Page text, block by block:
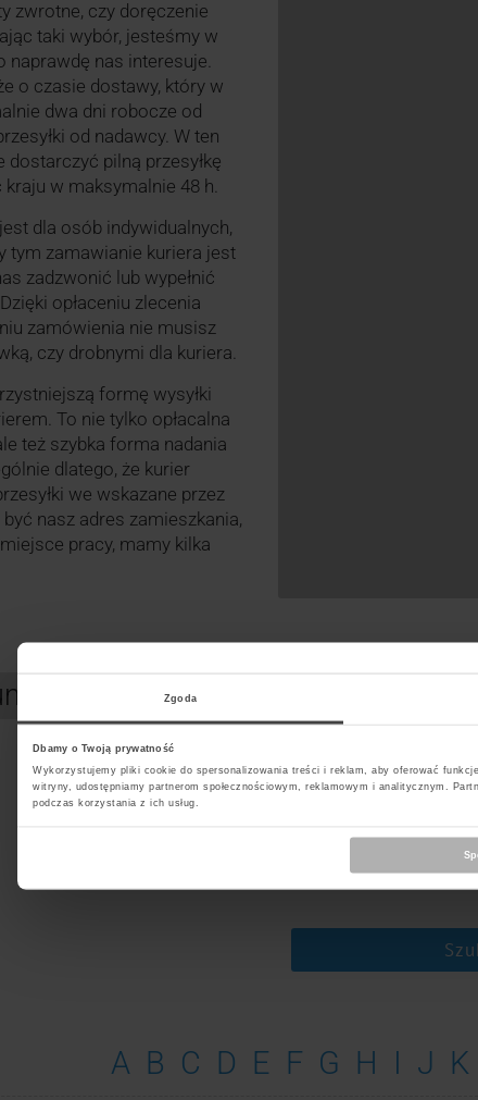
Zgoda
Dbamy o Twoją prywatność
Wykorzystujemy pliki cookie do spersonalizowania treści i reklam, aby oferować
witryny, udostępniamy partnerom społecznościowym, reklamowym i analitycznym.
podczas korzystania z ich usług.
zwrotne, czy doręczenie
taki wybór, jesteśmy w
naprawdę nas interesuje.
o czasie dostawy, który w
dwa dni robocze od
od nadawcy. W ten
pilną przesyłkę
w maksymalnie 48 h.
dla osób indywidualnych,
tym zamawianie kuriera jest
zadzwonić lub wypełnić
opłaceniu zlecenia
zamówienia nie musisz
czy drobnymi dla kuriera.
formę wysyłki
To nie tylko opłacalna
też szybka forma nadania
dlatego, że kurier
we wskazane przez
nasz adres zamieszkania,
pracy, mamy kilka
kurierski FEDEX
Search
A B C D E F G H I J K